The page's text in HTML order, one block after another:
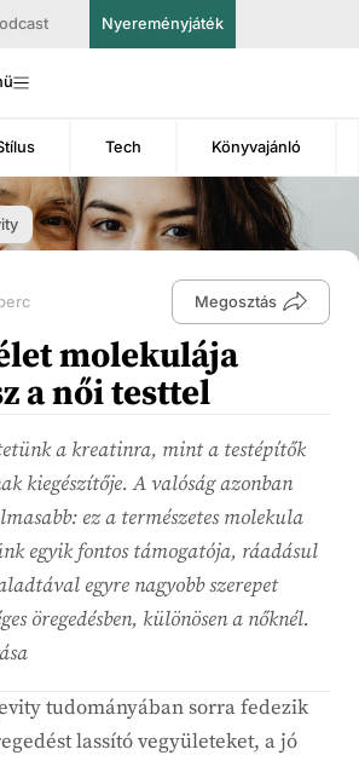
Nyereményjáték
Tech Könyvajánló
Megosztás
molekulája
a női testtel
a kreatinra, mint a testépítők
kiegészítője. A valóság azonban
ez a természetes molekula
egyik fontos támogatója, ráadásul
egyre nagyobb szerepet
öregedésben, különösen a nőknél.
tudományában sorra fedezik
lassító vegyületeket, a jó